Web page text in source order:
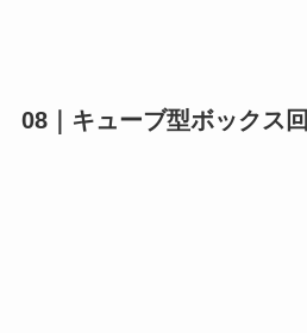
08｜キューブ型ボックス